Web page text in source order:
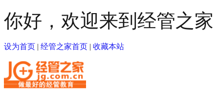
你好，欢迎来到经管之家
设为首页 | 经管之家首页 | 收藏本站